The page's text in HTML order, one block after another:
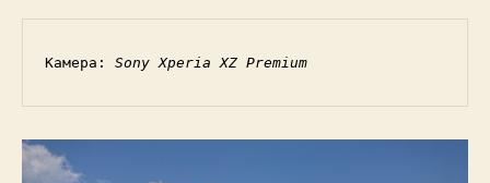
Камера: Sony Xperia XZ Premium